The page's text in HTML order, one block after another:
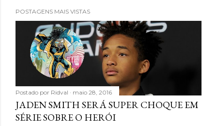
POSTAGENS MAIS VISTAS
Postado por Ridval maio 28, 2016
JADEN SMITH SERÁ SUPER CHOQUE EM
SÉRIE SOBRE O HERÓI